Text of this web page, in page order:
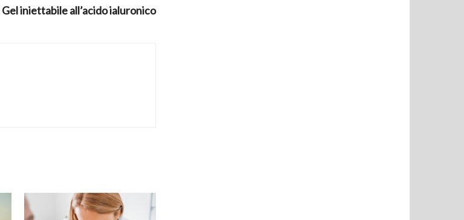
Gel iniettabile all’acido ialuronico